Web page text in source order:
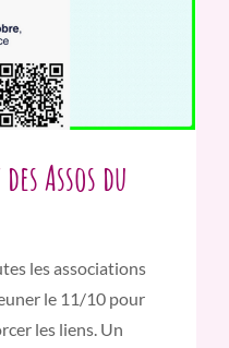
Assos du
les associations
le 11/10 pour
les liens. Un